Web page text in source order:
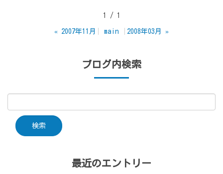
1 / 1
« 2007年11月 main 2008年03月 »
ブログ内検索
最近のエントリー